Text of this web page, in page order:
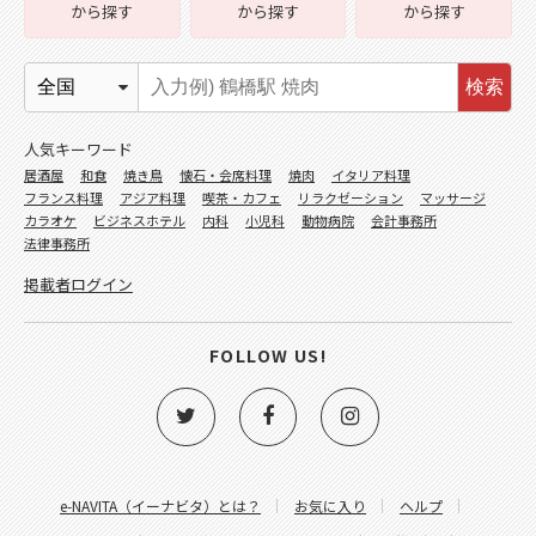
e-NAVITA（イーナビタ）とは？ お気に入り
ヘルプ
から探す から探す から探す
検索
人気キーワード
居酒屋 和食 焼き鳥 懐石・会席料理 焼肉
イタリア料理
フランス料理
アジア料理 喫茶・カフェ リラクゼーション
マッサージ
カラオケ
ビジネスホテル 内科 小児科 動物病院
会計事務所
法律事務所
掲載者ログイン
FOLLOW US!